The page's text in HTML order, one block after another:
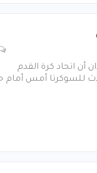
أن اتحاد كرة القدم
للسوكرتا أمس أمام